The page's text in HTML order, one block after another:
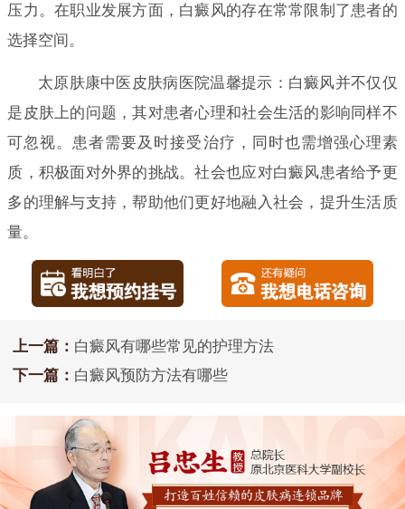
压力。在职业发展方面，白癜风的存在常常限制了患者的
选择空间。
太原肤康中医皮肤病医院温馨提示：白癜风并不仅仅
是皮肤上的问题，其对患者心理和社会生活的影响同样不
可忽视。患者需要及时接受治疗，同时也需增强心理素
质，积极面对外界的挑战。社会也应对白癜风患者给予更
多的理解与支持，帮助他们更好地融入社会，提升生活质
量。
上一篇： 白癜风有哪些常见的护理方法
下一篇： 白癜风预防方法有哪些